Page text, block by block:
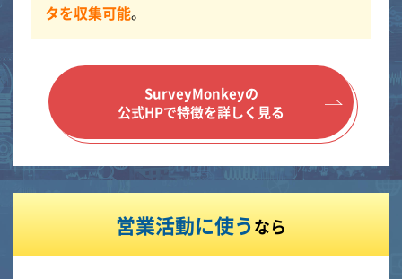
タを収集可能。
SurveyMonkeyの
公式HPで特徴を詳しく見る
営業活動に使うなら